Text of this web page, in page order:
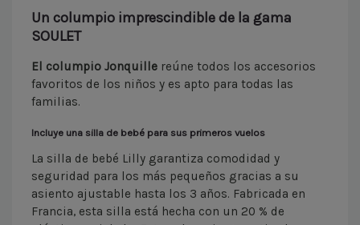
Un columpio imprescindible de la gama
SOULET
El columpio Jonquille reúne todos los accesorios
favoritos de los niños y es apto para todas las
familias.
Incluye una silla de bebé para sus primeros vuelos
La silla de bebé Lilly garantiza comodidad y
seguridad para los más pequeños gracias a su
asiento ajustable hasta los 3 años. Fabricada en
Francia, esta silla está hecha con un 20 % de